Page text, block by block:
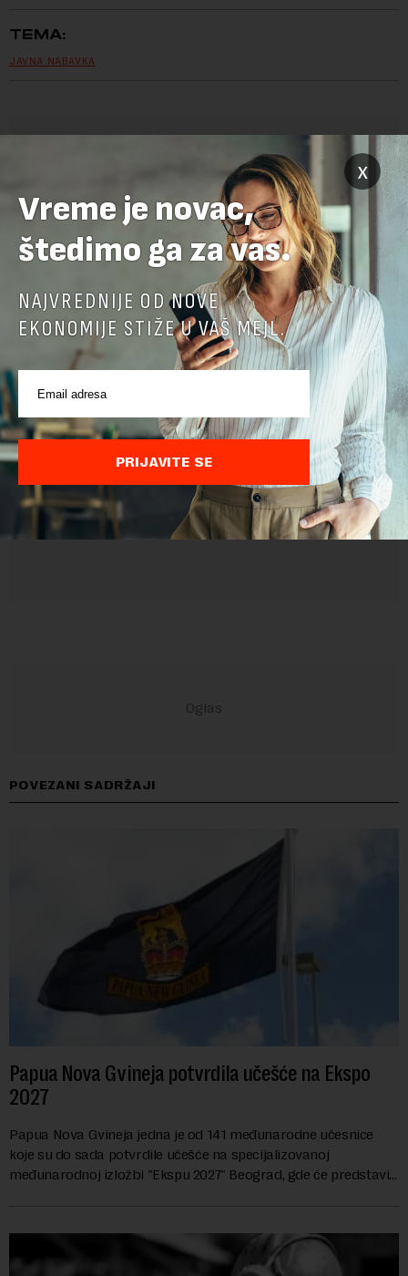
TEMA:
JAVNA NABAVKA
Pre slanja komentara, molimo vas da se upoznate sa
pravilima komentarisanja i pravilima korišćenja sajta.
Sajt je zaštićen pomocu reCaptcha i Google.Google Politika
su primenjeni.
POVEZANI SADRŽAJI
Papua Nova Gvineja potvrdila učešće na Ekspo
2027
Papua Nova Gvineja jedna je od 141 međunarodne učesnice
koje su do sada potvrdile učešće na specijalizovanoj
međunarodnoj izložbi "Ekspu 2027" Beograd, gde će predstaviti
x
Vreme je novac,
štedimo ga za vas.
NAJVREDNIJE OD NOVE
EKONOMIJE STIŽE U VAŠ MEJL.
PRIJAVITE SE